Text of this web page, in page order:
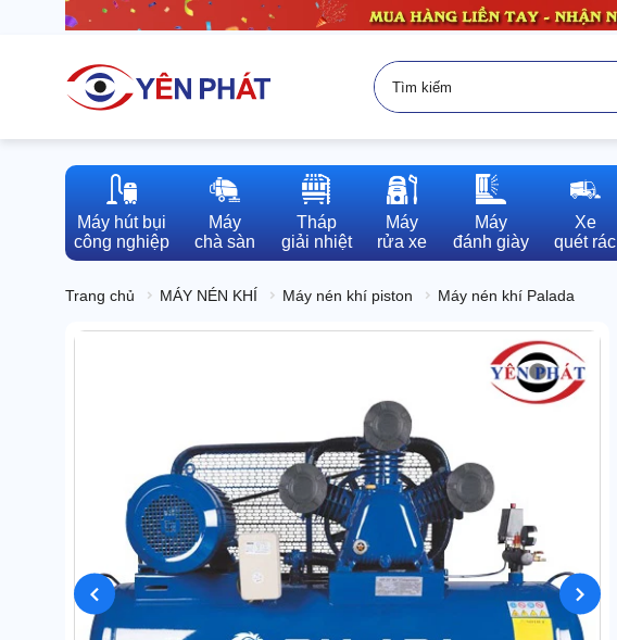
Máy hút bụi
công nghiệp
Máy
chà sàn
Tháp
giải nhiệt
Máy
rửa xe
Máy
đánh giày
Xe
quét rác
Trang chủ MÁY NÉN KHÍ Máy nén khí piston Máy nén khí Palada